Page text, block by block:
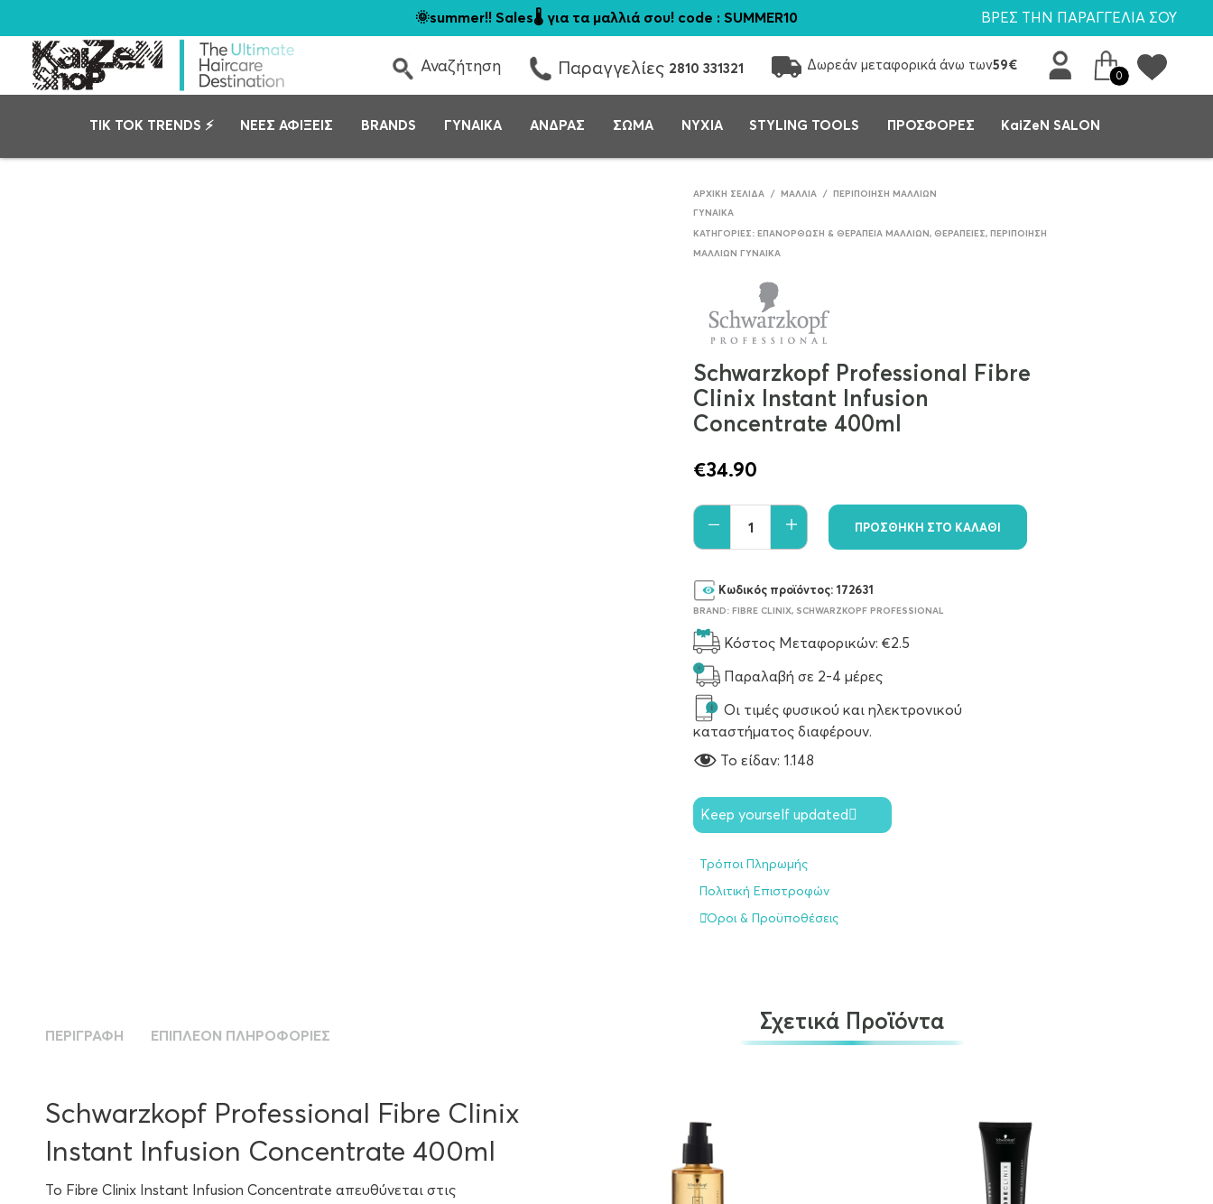
🌞summer!! Sales🌡️ για τα μαλλιά σου! code : SUMMER10 ΒΡΕΣ ΤΗΝ ΠΑΡΑΓΓΕΛΙΑ ΣΟΥ
Αναζήτηση Παραγγελίες 2810 331321 Δωρεάν μεταφορικά άνω των59€
0
TIK TOK TRENDS ⚡ ΝΕΕΣ ΑΦΙΞΕΙΣ BRANDS ΓΥΝΑΙΚΑ ΑΝΔΡΑΣ ΣΩΜΑ ΝΥΧΙΑ STYLING TOOLS ΠΡΟΣΦΟΡΕΣ KaiZeN SALON
ΑΡΧΙΚΉ ΣΕΛΊΔΑ / ΜΑΛΛΙΆ / ΠΕΡΙΠΟΊΗΣΗ ΜΑΛΛΊΩΝ
ΓΥΝΑΊΚΑ
ΚΑΤΗΓΟΡΊΕΣ: ΕΠΑΝΌΡΘΩΣΗ & ΘΕΡΑΠΕΊΑ ΜΑΛΛΙΏΝ,ΘΕΡΑΠΕΊΕΣ, ΠΕΡΙΠΟΊΗΣΗ
ΜΑΛΛΊΩΝ ΓΥΝΑΊΚΑ
Schwarzkopf Professional Fibre
Clinix Instant Infusion
Concentrate 400ml
€34.90
ΠΡΟΣΘΉΚΗ ΣΤΟ ΚΑΛΆΘΙ
Κωδικός προϊόντος:172631
BRAND: FIBRE CLINIX, SCHWARZKOPF PROFESSIONAL
Κόστος Μεταφορικών: €2.5
Παραλαβή σε 2-4 μέρες
Οι τιμές φυσικού και ηλεκτρονικού
καταστήματος διαφέρουν.
To είδαν: 1.148
Keep yourself updated
Τρόποι Πληρωμής
Πολιτική Επιστροφών
Όροι & Προϋποθέσεις
ΠΕΡΙΓΡΑΦΉ ΕΠΙΠΛΈΟΝ ΠΛΗΡΟΦΟΡΊΕΣ
Schwarzkopf Professional Fibre Clinix
Instant Infusion Concentrate 400ml
Το Fibre Clinix Instant Infusion Concentrate απευθύνεται στις
Σχετικά Προϊόντα